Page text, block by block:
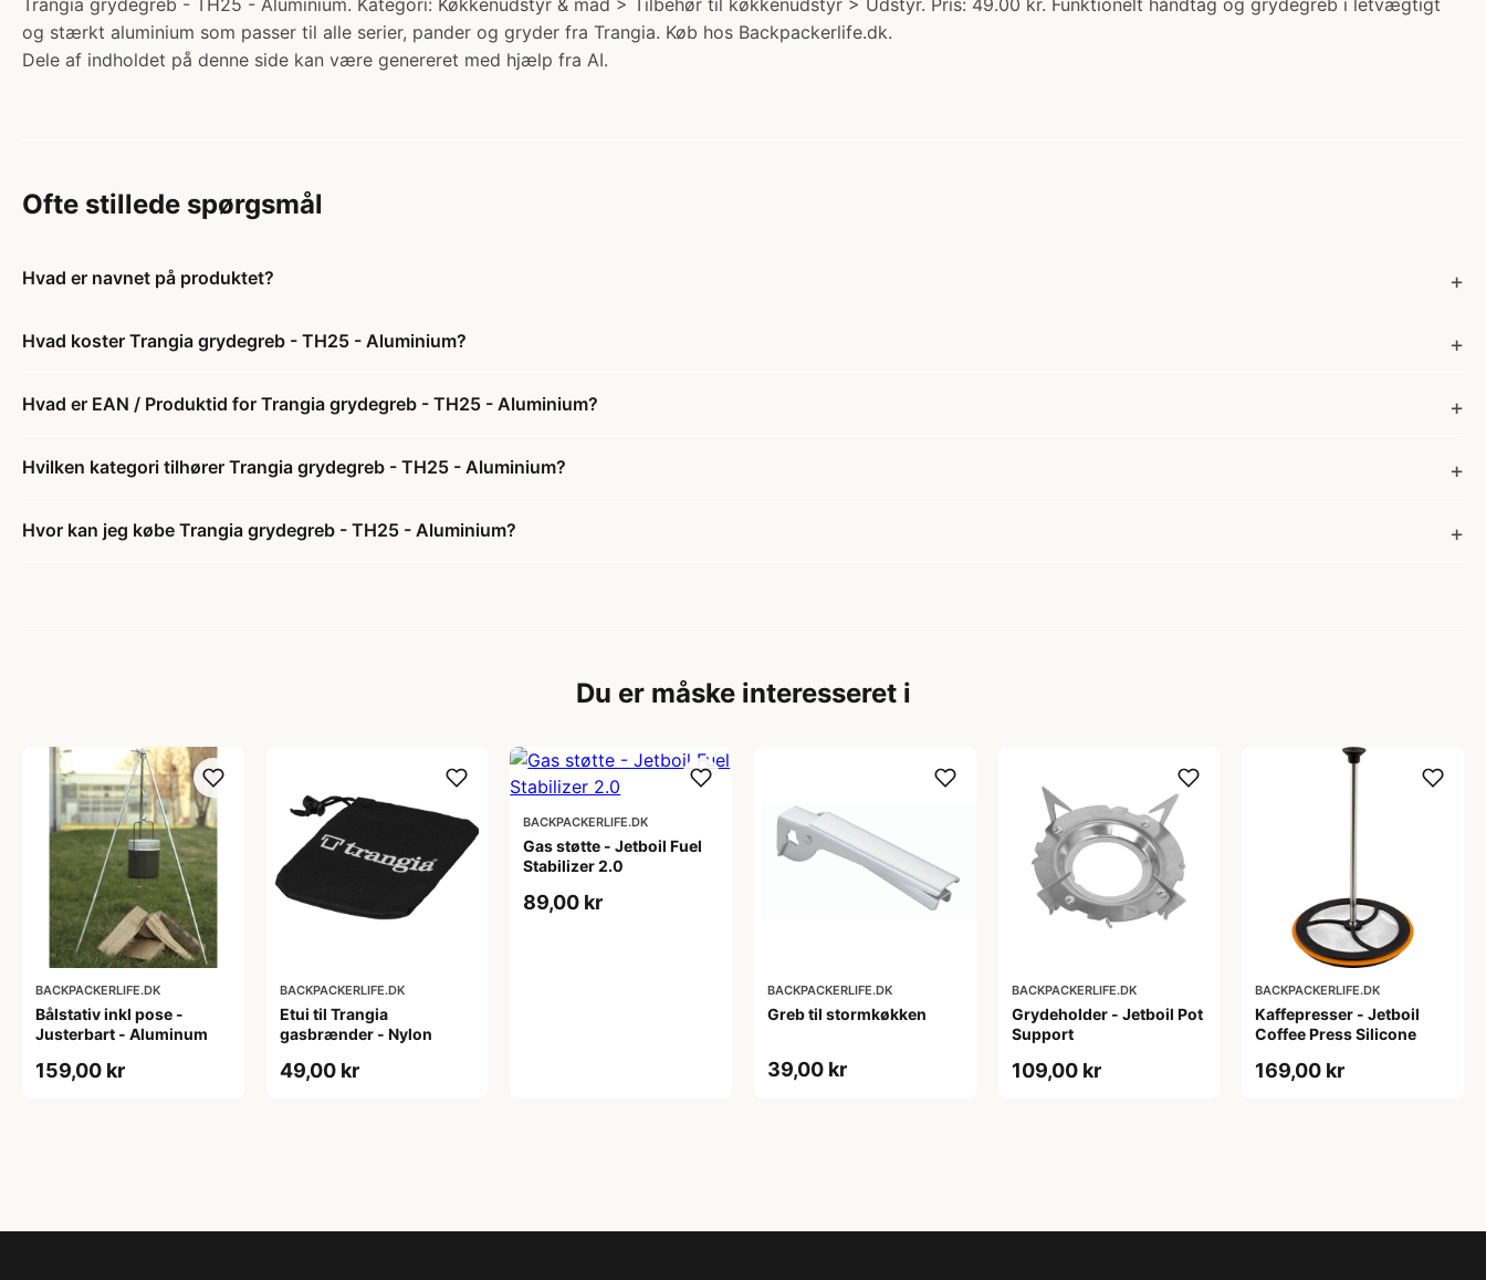
og stærkt aluminium som passer til alle serier, pander og gryder fra Trangia. Køb hos Backpackerlife.dk.
Dele af indholdet på denne side kan være genereret med hjælp fra AI.
Ofte stillede spørgsmål
Hvad er navnet på produktet?
Hvad koster Trangia grydegreb - TH25 - Aluminium?
Hvad er EAN / Produktid for Trangia grydegreb - TH25 - Aluminium?
Hvilken kategori tilhører Trangia grydegreb - TH25 - Aluminium?
Hvor kan jeg købe Trangia grydegreb - TH25 - Aluminium?
Du er måske interesseret i
BACKPACKERLIFE.DK
Bålstativ inkl pose -
Justerbart - Aluminum
159,00 kr
BACKPACKERLIFE.DK
Etui til Trangia
gasbrænder - Nylon
49,00 kr
BACKPACKERLIFE.DK
Gas støtte - Jetboil Fuel
Stabilizer 2.0
89,00 kr
BACKPACKERLIFE.DK
Greb til stormkøkken
39,00 kr
BACKPACKERLIFE.DK
Grydeholder - Jetboil Pot
Support
109,00 kr
BACKPACKERLIFE.DK
Kaffepresser - Jetboil
Coffee Press Silicone
169,00 kr